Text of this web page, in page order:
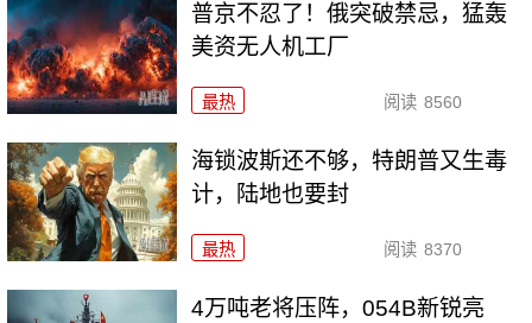
普京不忍了！俄突破禁忌，猛轰
美资无人机工厂
最热 阅读 8560
海锁波斯还不够，特朗普又生毒
计，陆地也要封
最热 阅读 8370
4万吨老将压阵，054B新锐亮